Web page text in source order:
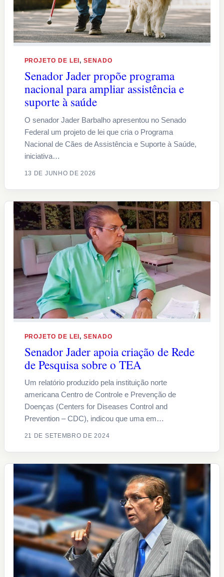
PROJETO DE LEI, SENADO
Senador Jader propõe programa
nacional para ampliar assistência e
suporte à saúde
O senador Jader Barbalho apresentou no Senado
Federal um projeto de lei que cria o Programa
Nacional de Cães de Assistência e Suporte à Saúde,
iniciativa…
13 DE JUNHO DE 2026
PROJETO DE LEI, SENADO
Senador Jader apoia criação de Rede
de Pesquisa sobre o TEA
Um relatório produzido pela instituição norte
americana Centro de Controle e Prevenção de
Doenças (Centers for Diseases Control and
Prevention – CDC), indicou que uma em…
21 DE SETEMBRO DE 2024